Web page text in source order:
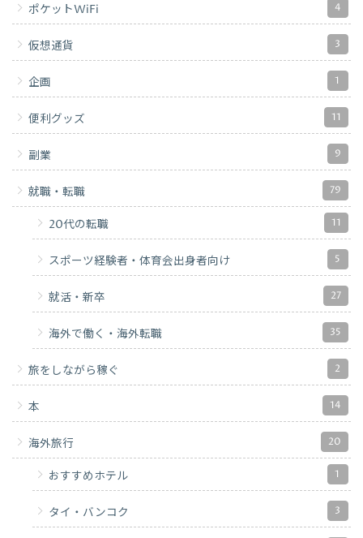
ポケットWiFi 4
仮想通貨 3
企画 1
便利グッズ 11
副業 9
就職・転職 79
20代の転職 11
スポーツ経験者・体育会出身者向け 5
就活・新卒 27
海外で働く・海外転職 35
旅をしながら稼ぐ 2
本 14
海外旅行 20
おすすめホテル 1
タイ・バンコク 3